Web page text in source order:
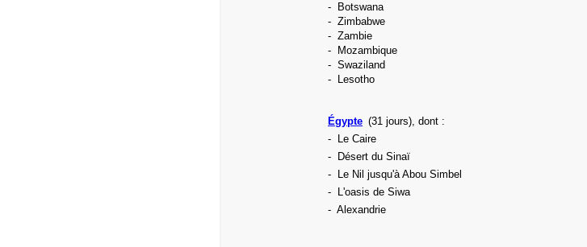
- Botswana
- Zimbabwe
- Zambie
- Mozambique
- Swaziland
- Lesotho
Égypte (31 jours), dont :
- Le Caire
- Désert du Sinaï
- Le Nil jusqu'à Abou Simbel
- L'oasis de Siwa
- Alexandrie